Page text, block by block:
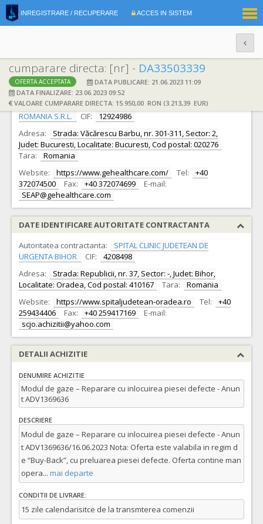
INREGISTRARE / RECUPERARE ACCES IN SISTEM
cumparare directa: [nr] - DA33503339
OFERTA ACCEPTATA
DATA PUBLICARE: 21.06.2023 11:09
DATA FINALIZARE: 23.06.2023 09:52
VALOARE CUMPARARE DIRECTA: 15.950,00 RON (3.213,39 EUR)
DATE IDENTIFICARE OFERTANT
Ofertant: S.C. GENERAL ELECTRIC MEDICAL SYSTEMS
ROMANIA S.R.L.
CIF:
12924986
Adresa:
Strada: Văcărescu Barbu, nr. 301-311, Sector: 2,
Judet: Bucuresti, Localitate: Bucuresti, Cod postal: 020276
Tara:
Romania
Website:
https://www.gehealthcare.com/ Tel:
+40
372074500
Fax: +40 372074699
E-mail:
SEAP@gehealthcare.com
DATE IDENTIFICARE AUTORITATE CONTRACTANTA
Autoritatea contractanta:
SPITAL CLINIC JUDETEAN DE
URGENTA BIHOR
CIF:
4208498
Adresa:
Strada: Republicii, nr. 37, Sector: -, Judet: Bihor,
Localitate: Oradea, Cod postal: 410167
Tara:
Romania
Website:
https://www.spitaljudetean-oradea.ro Tel:
+40
259434406
Fax: +40 259417169
E-mail:
scjo.achizitii@yahoo.com
DETALII ACHIZITIE
DENUMIRE ACHIZITIE
Modul de gaze – Reparare cu inlocuirea piesei defecte - Anun
t ADV1369636
DESCRIERE
Modul de gaze – Reparare cu inlocuirea piesei defecte - Anun
t ADV1369636/16.06.2023 Nota: Oferta este valabila in regim d
e “Buy-Back”, cu preluarea piesei defecte. Oferta contine man
opera... mai departe
CONDITII DE LIVRARE:
15 zile calendarisitce de la transmterea comenzii